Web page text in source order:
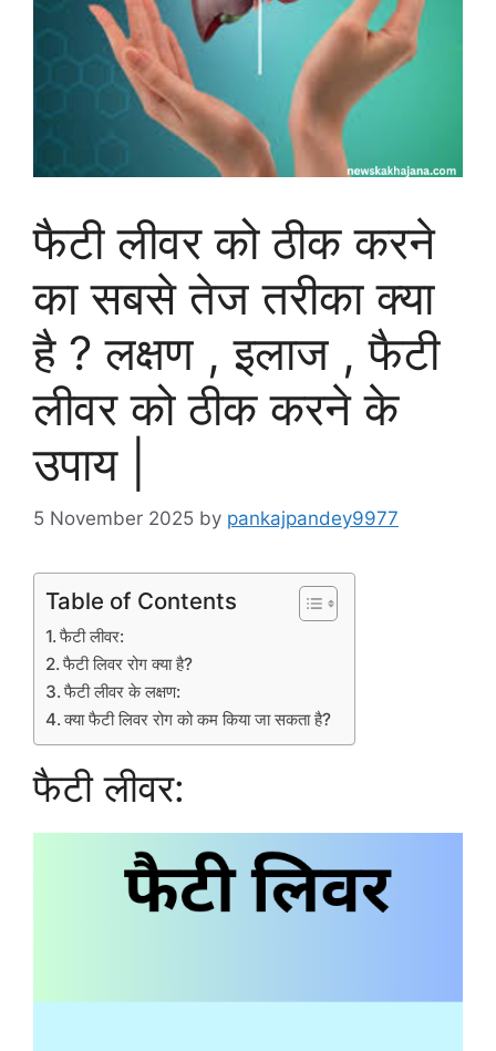
फैटी लीवर को ठीक करने
का सबसे तेज तरीका क्या
है ? लक्षण , इलाज , फैटी
लीवर को ठीक करने के
उपाय |
5 November 2025 by pankajpandey9977
Table of Contents
फैटी लीवर:
फैटी लिवर रोग क्या है?
फैटी लीवर के लक्षण:
क्या फैटी लिवर रोग को कम किया जा सकता है?
फैटी लीवर: